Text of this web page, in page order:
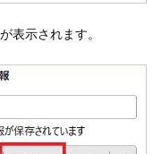
表示されます。